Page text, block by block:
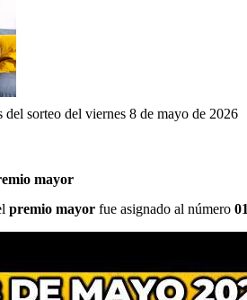
sorteo del viernes 8 de mayo de 2026
mayor
premio mayor fue asignado al número